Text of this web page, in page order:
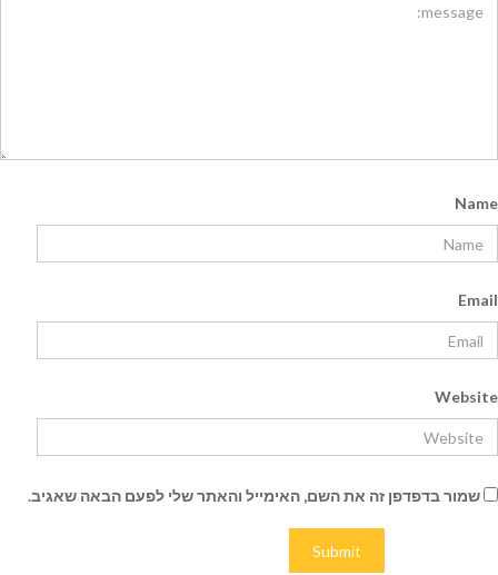
Name
Email
Website
שמור בדפדפן זה את השם, האימייל והאתר שלי לפעם הבאה שאגיב.